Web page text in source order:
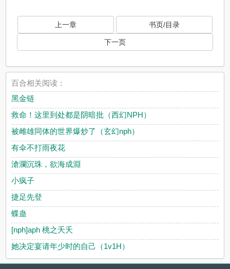
上一章 书页/目录
下一页
百合相关阅读：
黑金链
救命！这里到处都是阴暗批（西幻NPH）
被雌雄同体的世界爆炒了（玄幻nph）
有伞不打雨夜花
滄瀾沉珠，欲海成淵
小疯子
捷足先登
蝶蛊
[nph]aph 桃之夭夭
她决定宴请年少时的自己（1v1H）